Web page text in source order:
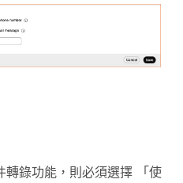
轉錄功能，則必須選擇
「使